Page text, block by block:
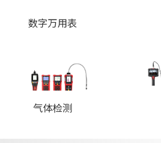
数字万用表
气体检测